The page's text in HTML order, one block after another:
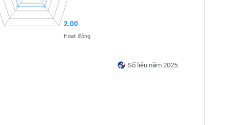
Số liệu năm 2025
2.00
Hoạt động